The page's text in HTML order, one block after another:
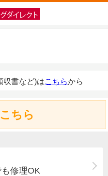
収書など)はこちらから
ちら
修理OK